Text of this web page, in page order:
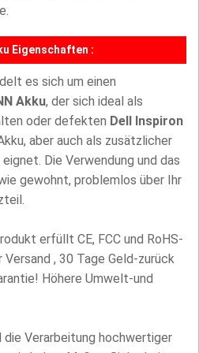
Eigenschaften :
es sich um einen
Akku, der sich ideal als
oder defekten Dell Inspiron
aber auch als zusätzlicher
Die Verwendung und das
gewohnt, problemlos über Ihr
erfüllt CE, FCC und RoHS-
, 30 Tage Geld-zurück
Höhere Umwelt-und
die Verarbeitung hochwertiger